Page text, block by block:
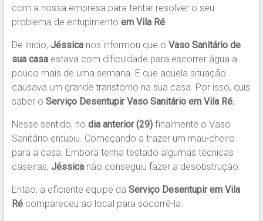
com a nossa empresa para tentar resolver o seu
problema de entupimento em Vila Ré.
De início, Jéssicanos informou que o Vaso Sanitário de
sua casaestava com dificuldade para escorrer água a
pouco mais de uma semana. E que aquela situação
causava um grande transtorno na sua casa. Por isso, quis
saber o Serviço Desentupir Vaso Sanitário em Vila Ré.
Nesse sentido, no dia anterior (29)finalmente o Vaso
Sanitário entupiu. Começando a trazer um mau-cheiro
para a casa. Embora tenha testado algumas técnicas
caseiras, Jéssicanão conseguiu fazer a desobstrução.
Então, a eficiente equipe da Serviço Desentupir em Vila
Récompareceu ao local para socorrê-la.